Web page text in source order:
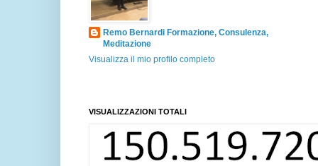
Remo Bernardi Formazione, Consulenza,
Meditazione
Visualizza il mio profilo completo
VISUALIZZAZIONI TOTALI